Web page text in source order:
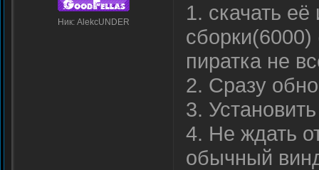
Ник: AlekcUNDER
1. скачать
сборки(6000)
пиратка не
2. Сразу
3.
4. Не ждать
обычный